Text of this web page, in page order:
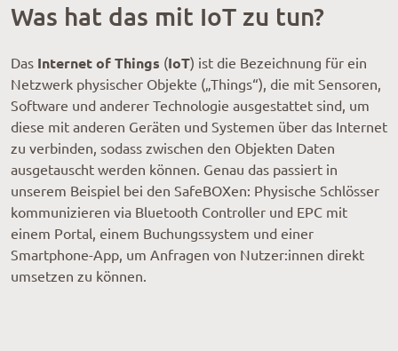
Was hat das mit IoT zu tun?
Das Internet of Things (IoT) ist die Bezeichnung für ein
Netzwerk physischer Objekte („Things“), die mit Sensoren,
Software und anderer Technologie ausgestattet sind, um
diese mit anderen Geräten und Systemen über das Internet
zu verbinden, sodass zwischen den Objekten Daten
ausgetauscht werden können. Genau das passiert in
unserem Beispiel bei den SafeBOXen: Physische Schlösser
kommunizieren via Bluetooth Controller und EPC mit
einem Portal, einem Buchungssystem und einer
Smartphone-App, um Anfragen von Nutzer:innen direkt
umsetzen zu können.